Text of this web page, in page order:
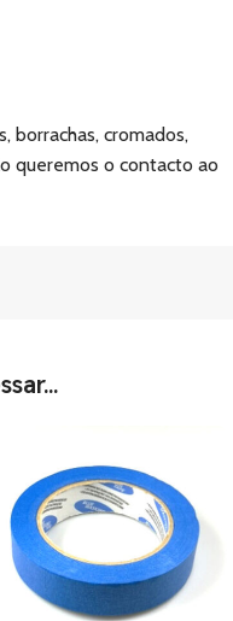
borrachas, cromados,
queremos o contacto ao